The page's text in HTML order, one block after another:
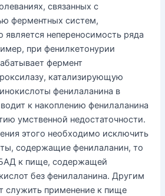
связанных с
ферментных систем,
является непереносимость ряда
при фенилкетонурии
фермент
катализирующую
фенилаланина в
к накоплению фенилаланина
умственной недостаточности.
этого необходимо исключить
содержащие фенилаланин, то
к пище, содержащей
без фенилаланина. Другим
применение к пище